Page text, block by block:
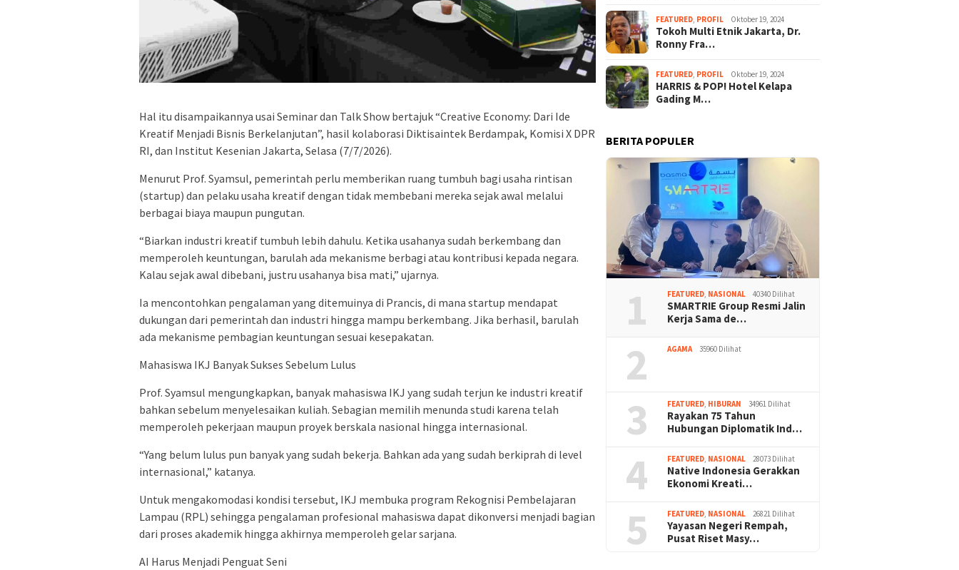
Hal itu disampaikannya usai Seminar dan Talk Show bertajuk “Creative Economy: Dari Ide
Kreatif Menjadi Bisnis Berkelanjutan”, hasil kolaborasi Diktisaintek Berdampak, Komisi X DPR
RI, dan Institut Kesenian Jakarta, Selasa (7/7/2026).
Menurut Prof. Syamsul, pemerintah perlu memberikan ruang tumbuh bagi usaha rintisan
(startup) dan pelaku usaha kreatif dengan tidak membebani mereka sejak awal melalui
berbagai biaya maupun pungutan.
“Biarkan industri kreatif tumbuh lebih dahulu. Ketika usahanya sudah berkembang dan
memperoleh keuntungan, barulah ada mekanisme berbagi atau kontribusi kepada negara.
Kalau sejak awal dibebani, justru usahanya bisa mati,” ujarnya.
Ia mencontohkan pengalaman yang ditemuinya di Prancis, di mana startup mendapat
dukungan dari pemerintah dan industri hingga mampu berkembang. Jika berhasil, barulah
ada mekanisme pembagian keuntungan sesuai kesepakatan.
Mahasiswa IKJ Banyak Sukses Sebelum Lulus
Prof. Syamsul mengungkapkan, banyak mahasiswa IKJ yang sudah terjun ke industri kreatif
bahkan sebelum menyelesaikan kuliah. Sebagian memilih menunda studi karena telah
memperoleh pekerjaan maupun proyek berskala nasional hingga internasional.
“Yang belum lulus pun banyak yang sudah bekerja. Bahkan ada yang sudah berkiprah di level
internasional,” katanya.
Untuk mengakomodasi kondisi tersebut, IKJ membuka program Rekognisi Pembelajaran
Lampau (RPL) sehingga pengalaman profesional mahasiswa dapat dikonversi menjadi bagian
dari proses akademik hingga akhirnya memperoleh gelar sarjana.
AI Harus Menjadi Penguat Seni
FEATURED, PROFIL Oktober 19, 2024
Tokoh Multi Etnik Jakarta, Dr.
Ronny Fra…
FEATURED, PROFIL Oktober 19, 2024
HARRIS & POP! Hotel Kelapa
Gading M…
BERITA POPULER
1 FEATURED, NASIONAL 40340 Dilihat
SMARTRIE Group Resmi Jalin
Kerja Sama de…
2 AGAMA 35960 Dilihat
3 FEATURED, HIBURAN 34961 Dilihat
Rayakan 75 Tahun
Hubungan Diplomatik Ind…
4 FEATURED, NASIONAL 28073 Dilihat
Native Indonesia Gerakkan
Ekonomi Kreati…
5 FEATURED, NASIONAL 26821 Dilihat
Yayasan Negeri Rempah,
Pusat Riset Masy…